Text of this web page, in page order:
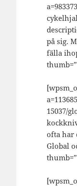
på sig.
fälla
15037/
ofta har
Global